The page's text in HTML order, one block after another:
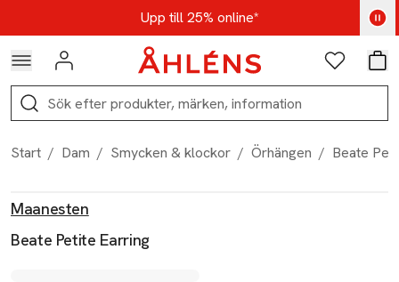
Hoppa till navigationsmenynUpp till 25% online*
Kod: AUG25 - Shoppa nu
Logga in Favoriter
Sök
Start / Dam / Smycken & klockor / Örhängen / Beate
Maanesten
Beate Petite Earring